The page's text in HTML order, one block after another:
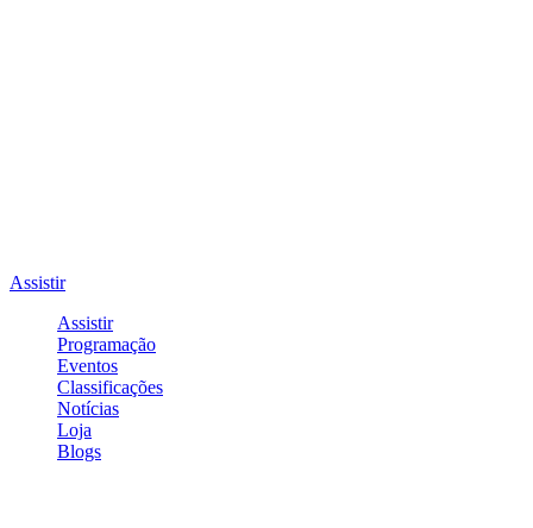
Assistir
Assistir
Programação
Eventos
Classificações
Notícias
Loja
Blogs